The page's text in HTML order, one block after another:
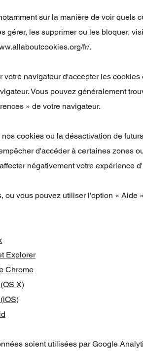
sur la manière de voir quels
gérer, les supprimer ou les bloquer,
fr/.
votre navigateur d'accepter les cookies
Vous pouvez généralement
» de votre navigateur.
cookies ou la désactivation de
d'accéder à certaines zones
négativement votre expérience
ou vous pouvez utiliser l'option « Aide
Explorer
Chrome
X)
soient utilisées par Google